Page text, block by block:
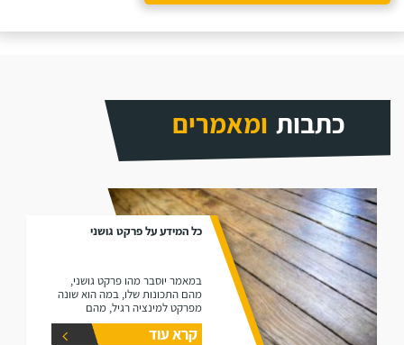
כתבות ומאמרים
כל המידע על פרקט גושני
במאמר יוסבר מהו פרקט גושני,
מהם התכונות שלו, במה הוא שונה
מפרקט למינציה רגיל, מהם
היתרונות שלו ומהם החסרונות שלו.
קרא עוד